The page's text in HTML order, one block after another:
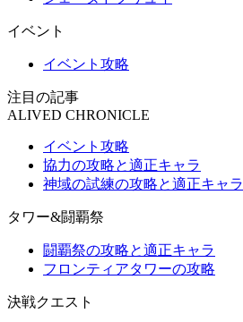
イベント
イベント攻略
注目の記事
ALIVED CHRONICLE
イベント攻略
協力の攻略と適正キャラ
神域の試練の攻略と適正キャラ
タワー&闘覇祭
闘覇祭の攻略と適正キャラ
フロンティアタワーの攻略
決戦クエスト